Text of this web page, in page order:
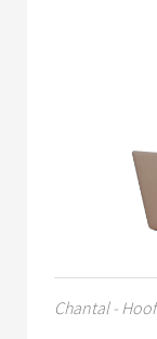
Chantal -